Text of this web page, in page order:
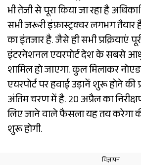
भी तेजी से पूरा किया जा रहा है
सभी जरूरी इंफ्रास्ट्रक्चर लगभग तैयार
का इंतजार है. जैसे ही सभी प्रक्रियाएं
इंटरनेशनल एयरपोर्ट देश के सबसे
शामिल हो जाएगा. कुल मिलाकर
एयरपोर्ट पर हवाई उड़ानें शुरू होने की
अंतिम चरण में है. 20 अप्रैल का
लिए जाने वाले फैसला यह तय करेगा
शुरू होगी.